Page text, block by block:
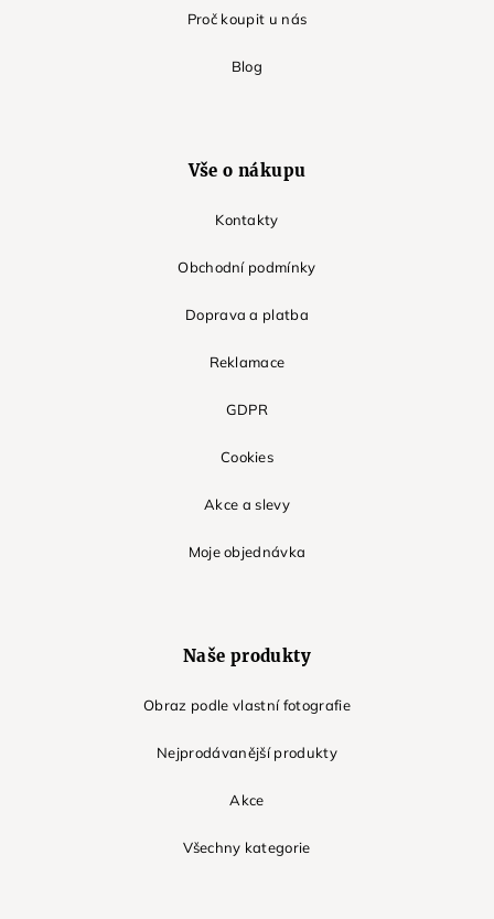
Proč koupit u nás
Blog
Vše o nákupu
Kontakty
Obchodní podmínky
Doprava a platba
Reklamace
GDPR
Cookies
Akce a slevy
Moje objednávka
Naše produkty
Obraz podle vlastní fotografie
Nejprodávanější produkty
Akce
Všechny kategorie